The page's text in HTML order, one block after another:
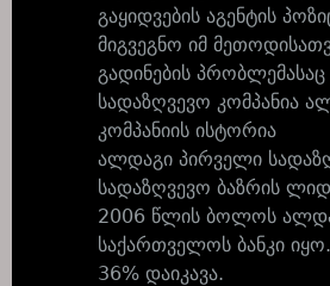
გაყიდვების აგენტის
მიგვეგნო იმ
გადინების პრობლემასაც
სადაზღვევო კომპანია
კომპანიის ისტორია
ალდაგი პირველი
სადაზღვევო ბაზრის
2006 წლის ბოლოს
საქართველოს ბანკი
36% დაიკავა.